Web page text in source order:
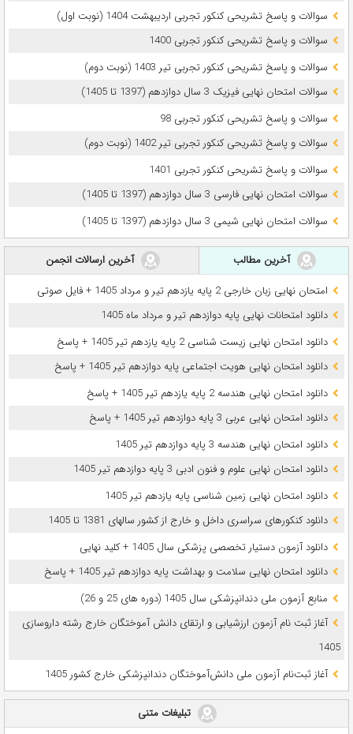
سوالات و پاسخ تشریحی کنکور تجربی اردیبهشت 1404 (نوبت اول)
سوالات و پاسخ تشریحی کنکور تجربی 1400
سوالات و پاسخ تشریحی کنکور تجربی تیر 1403 (نوبت دوم)
سوالات امتحان نهایی فیزیک 3 سال دوازدهم (1397 تا 1405)
سوالات و پاسخ تشریحی کنکور تجربی 98
سوالات و پاسخ تشریحی کنکور تجربی تیر 1402 (نوبت دوم)
سوالات و پاسخ تشریحی کنکور تجربی 1401
سوالات امتحان نهایی فارسی 3 سال دوازدهم (1397 تا 1405)
سوالات امتحان نهایی شیمی 3 سال دوازدهم (1397 تا 1405)
آخرین مطالب
آخرین ارسالات انجمن
امتحان نهایی زبان خارجی 2 پایه یازدهم تیر و مرداد 1405 + فایل صوتی
دانلود امتحانات نهایی پایه دوازدهم تیر و مرداد ماه 1405
دانلود امتحان نهایی زیست شناسی 2 پایه یازدهم تیر 1405 + پاسخ
دانلود امتحان نهایی هویت اجتماعی پایه دوازدهم تیر 1405 + پاسخ
دانلود امتحان نهایی هندسه 2 پایه یازدهم تیر 1405 + پاسخ
دانلود امتحان نهایی عربی 3 پایه دوازدهم تیر 1405 + پاسخ
دانلود امتحان نهایی هندسه 3 پایه دوازدهم تیر 1405
دانلود امتحان نهایی علوم و فنون ادبی 3 پایه دوازدهم تیر 1405
دانلود امتحان نهایی زمین شناسی پایه یازدهم تیر 1405
دانلود کنکورهای سراسری داخل و خارج از کشور سالهای 1381 تا 1405
دانلود آزمون دستیار تخصصی پزشکی سال 1405 + کلید نهایی
دانلود امتحان نهایی سلامت و بهداشت پایه دوازدهم تیر 1405 + پاسخ
ﻣﻨﺎﺑﻊ آزﻣﻮن ﻣﻠﯽ دندانپزشکی سال 1405 (دوره های 25 و 26)
آغاز ثبت نام آزمون‌ ارزشیابی و ارتقای دانش آموختگان خارج رشته داروسازی
1405
آغاز ثبت‌نام آزمون ملی دانش‌آموختگان دندانپزشکی خارج کشور 1405
تبلیغات متنی